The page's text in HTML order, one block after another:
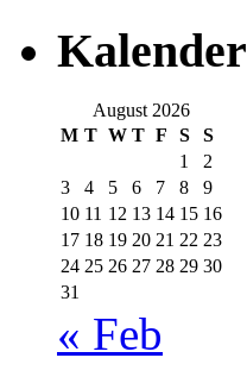
Kalender
August 2026
M T W T F S
S
1
2
3
4 5 6 7 8
9
10 11 12 13 14 15 16
17 18 19 20 21 22 23
24 25 26 27 28 29 30
31
« Feb